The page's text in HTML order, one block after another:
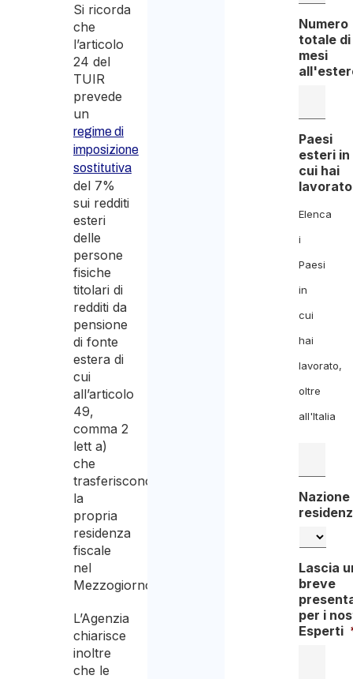
Si ricorda
che
l’articolo
24 del
TUIR
prevede
un
regime di
imposizione
sostitutiva
del 7%
sui redditi
esteri
delle
persone
fisiche
titolari di
redditi da
pensione
di fonte
estera di
cui
all’articolo
49,
comma 2
lett a)
che
trasferiscono
la
propria
residenza
fiscale
nel
Mezzogiorno.
L’Agenzia
chiarisce
inoltre
che le
Numero
totale di
mesi
Paesi
esteri in
cui hai
lavorato
Elenca
i
Paesi
in
cui
hai
lavorato,
oltre
all'Italia
Nazione
Lascia
breve
per i
Esperti